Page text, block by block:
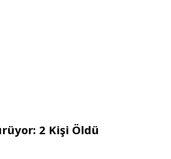
2 Kişi Öldü